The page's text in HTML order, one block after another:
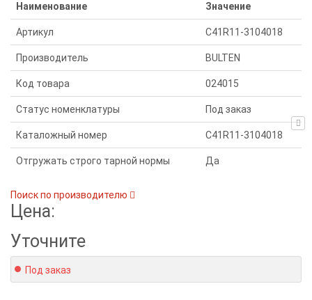
Наименование Значение
Артикул С41R11-3104018
Производитель BULTEN
Код товара 024015
Статус номенклатуры Под заказ
Каталожный номер С41R11-3104018
Отгружать строго тарной нормы Да
Поиск по производителю
Цена:
Уточните
Под заказ